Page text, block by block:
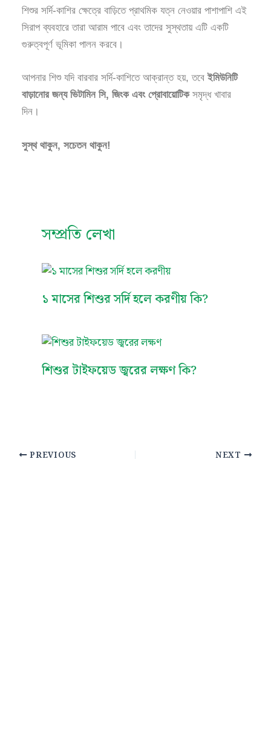
শিশুর সর্দি-কাশির ক্ষেত্রে বাড়িতে প্রাথমিক যত্ন নেওয়ার পাশাপাশি এই
সিরাপ ব্যবহারে তারা আরাম পাবে এবং তাদের সুস্থতায় এটি একটি
গুরুত্বপূর্ণ ভূমিকা পালন করবে।
আপনার শিশু যদি বারবার সর্দি-কাশিতে আক্রান্ত হয়, তবেইমিউনিটি
বাড়ানোর জন্য ভিটামিন সি, জিংক এবং প্রোবায়োটিকসমৃদ্ধ খাবার
দিন।
সুস্থ থাকুন, সচেতন থাকুন!
সম্প্রতি লেখা
১ মাসের শিশুর সর্দি হলে করণীয় কি?
শিশুর টাইফয়েড জ্বরের লক্ষণ কি?
PREVIOUS NEXT